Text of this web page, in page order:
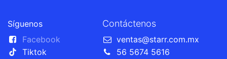
Síguenos
Facebook
Tiktok
Contáctenos
ventas@starr.com.mx
56 5674 5616